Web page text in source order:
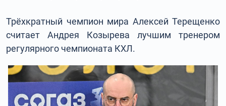
Трёхкратный чемпион мира Алексей Терещенко
считает Андрея Козырева лучшим тренером
регулярного чемпионата КХЛ.